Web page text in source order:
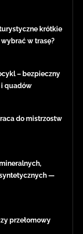
krótkie
w trasę?
– bezpieczny
quadów
do mistrzostw
—
przełomowy